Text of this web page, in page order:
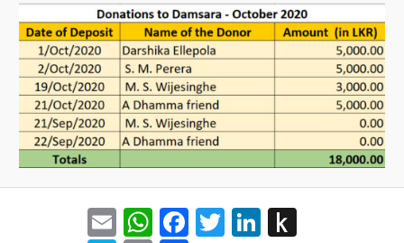
EmailWhatsApp
Facebook
TwitterLinkedIn